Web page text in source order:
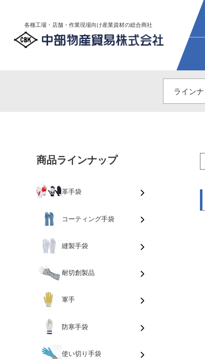
各種工場・店舗・作業現場向け産業資材の総合商社
商品ラインナップ
革手袋
コーティング手袋
縫製手袋
耐切創製品
軍手
防寒手袋
使い切り手袋